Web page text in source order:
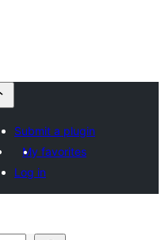
Submit a plugin
My favorites
Log in